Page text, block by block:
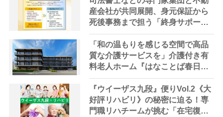
産会社が共同展開、身元保証から
死後事務まで担う「終身サポー
ト」の提供を開始
「和の温もりを感じる空間で高品
質な介護サービスを」介護付き有
料老人ホーム『はなことば春日
部』来春オープン【埼玉県・春日
部市】
『ウイーザス九段』便りVol.2《大
好評リハビリ》の秘密に迫る！専
門職リハチームが挑む「在宅復帰